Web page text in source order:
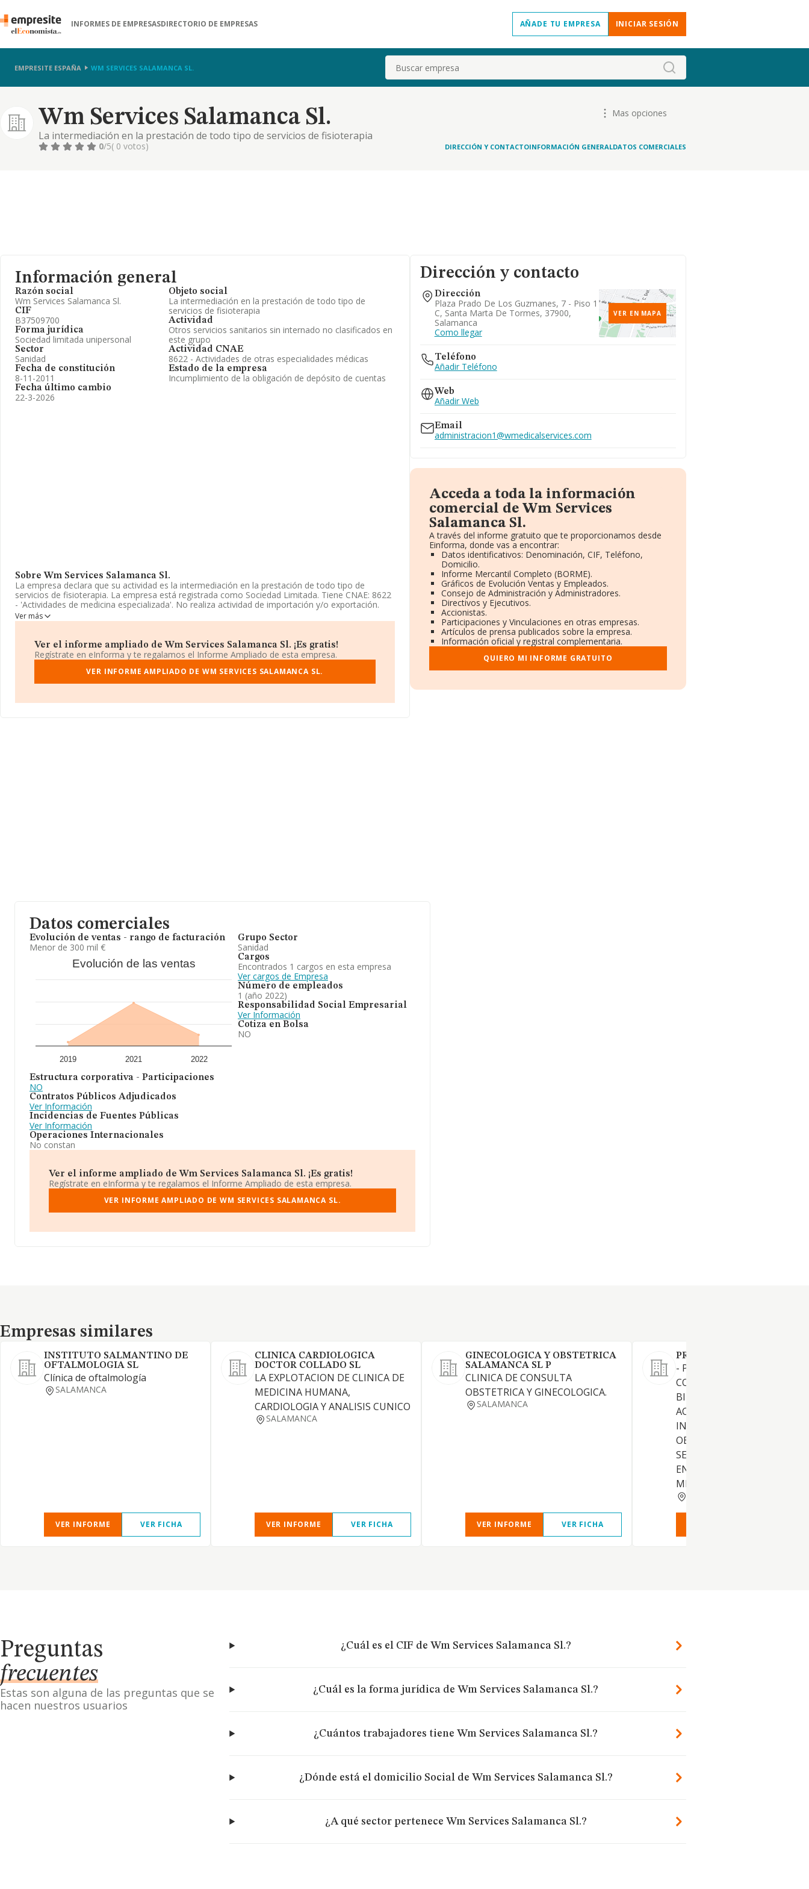
INFORMES DE EMPRESASDIRECTORIO DE EMPRESAS AÑADE TU EMPRESA INICIAR SESIÓN
EMPRESITE ESPAÑA WM SERVICES SALAMANCA SL. Buscar
Wm Services Salamanca Sl.
La intermediación en la prestación de todo tipo de servicios de fisioterapia
Mas opciones
0/5( 0 votos) DIRECCIÓN Y CONTACTOINFORMACIÓN GENERALDATOS COMERCIALES
Información general
Razón social
Wm Services Salamanca Sl.
CIF
B37509700
Forma jurídica
Sociedad limitada unipersonal
Sector
Sanidad
Fecha de constitución
8-11-2011
Fecha último cambio
22-3-2026
Objeto social
La intermediación en la prestación de todo tipo de
servicios de fisioterapia
Actividad
Otros servicios sanitarios sin internado no clasificados en
este grupo
Actividad CNAE
8622 - Actividades de otras especialidades médicas
Estado de la empresa
Incumplimiento de la obligación de depósito de cuentas
Sobre Wm Services Salamanca Sl.
La empresa declara que su actividad es la intermediación en la prestación de todo tipo de
servicios de fisioterapia. La empresa está registrada como Sociedad Limitada. Tiene CNAE: 8622
- 'Actividades de medicina especializada'. No realiza actividad de importación y/o exportación.
En el último año el número de empleados ha permanecido igual y teniendo en cuenta la
media de sector.
Su email esadministracion1@wmedicalservices.com.
La sociedadWm Services Salamanca S.L, B37509700, se encuentra en Plaza Prado De Los
Ver más
Ver el informe ampliado de Wm Services Salamanca Sl. ¡Es gratis!
Regístrate en eInforma y te regalamos el Informe Ampliado de esta empresa.
VER INFORME AMPLIADO DE WM SERVICES SALAMANCA SL.
Dirección y contacto
Dirección
Plaza Prado De Los Guzmanes, 7 - Piso 1
C, Santa Marta De Tormes, 37900,
Salamanca
Como llegar
VER EN MAPA
Teléfono
Añadir Teléfono
Web
Añadir Web
Email
administracion1@wmedicalservices.com
Acceda a toda la información
comercial de Wm Services
Salamanca Sl.
A través del informe gratuito que te proporcionamos desde
Einforma, donde vas a encontrar:
Datos identificativos: Denominación, CIF, Teléfono,
Domicilio.
Informe Mercantil Completo (BORME).
Gráficos de Evolución Ventas y Empleados.
Consejo de Administración y Administradores.
Directivos y Ejecutivos.
Accionistas.
Participaciones y Vinculaciones en otras empresas.
Artículos de prensa publicados sobre la empresa.
Información oficial y registral complementaria.
QUIERO MI INFORME GRATUITO
Datos comerciales
Evolución de ventas - rango de facturación
Menor de 300 mil €
Evolución de las ventas
2019 2021 2022
Estructura corporativa - Participaciones
NO
Contratos Públicos Adjudicados
Ver Información
Incidencias de Fuentes Públicas
Ver Información
Operaciones Internacionales
No constan
Grupo Sector
Sanidad
Cargos
Encontrados 1 cargos en esta empresa
Ver cargos de Empresa
Número de empleados
1 (año 2022)
Responsabilidad Social Empresarial
Ver Información
Cotiza en Bolsa
NO
Ver el informe ampliado de Wm Services Salamanca Sl. ¡Es gratis!
Regístrate en eInforma y te regalamos el Informe Ampliado de esta empresa.
VER INFORME AMPLIADO DE WM SERVICES SALAMANCA SL.
Empresas similares
Empresas similares
INSTITUTO SALMANTINO DE
OFTALMOLOGIA SL
Clínica de oftalmología
SALAMANCA
VER INFORME VER FICHA
CLINICA CARDIOLOGICA
DOCTOR COLLADO SL
LA EXPLOTACION DE CLINICA DE
MEDICINA HUMANA,
CARDIOLOGIA Y ANALISIS CUNICO
SALAMANCA
VER INFORME VER FICHA
GINECOLOGICA Y OBSTETRICA
SALAMANCA SL P
CLINICA DE CONSULTA
OBSTETRICA Y GINECOLOGICA.
SALAMANCA
VER INFORME VER FICHA
PRIVATE VISION SL
- PROMOCION,
COMPRA, VENTA Y
BIENES INMUEBLES. -
ACTIVIDADES DE
INTERMEDIACION, GESTION,
OBTENCION Y PRESTACION
SERVICIOS DE
EN MATERIA DE SERVICIOS
MEDICO-QUIRURGICOS. -
Preguntas
frecuentes
Estas son alguna de las preguntas que se
hacen nuestros usuarios
¿Cuál es el CIF de Wm Services Salamanca Sl.?
¿Cuál es la forma jurídica de Wm Services Salamanca Sl.?
¿Cuántos trabajadores tiene Wm Services Salamanca Sl.?
¿Dónde está el domicilio Social de Wm Services Salamanca Sl.?
¿A qué sector pertenece Wm Services Salamanca Sl.?